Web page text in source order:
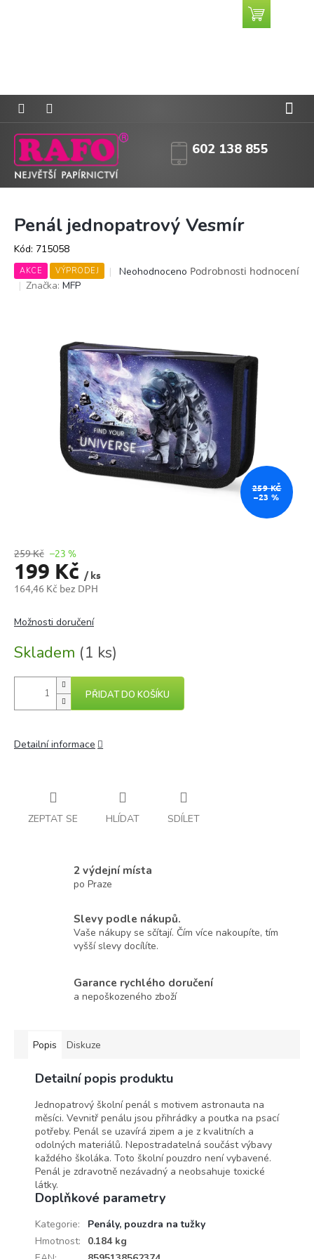
602 138 855
Nákupní
košík
Penál jednopatrový Vesmír
Kód: 715058
AKCE VÝPRODEJ
Průměrné
5
hvězdiček.
Neohodnoceno Podrobnosti hodnocení
Značka: MFP
259 KČ
–23 %
259 Kč –23 %
199 Kč / ks
164,46 Kč bez DPH
cena:
Skladem (1 ks)
Možnosti doručení
PŘIDAT DO KOŠÍKU
Detailní informace
ZEPTAT SE HLÍDAT SDÍLET
2 výdejní místa
po Praze
Slevy podle nákupů.
Vaše nákupy se sčítají. Čím více nakoupíte, tím
vyšší slevy docílíte.
Garance rychlého doručení
a nepoškozeného zboží
Popis Diskuze
Detailní popis produktu
Jednopatrový školní penál s motivem astronauta na
měsíci. Vevnitř penálu jsou přihrádky a poutka na psací
potřeby. Penál se uzavírá zipem a je z kvalitních a
odolných materiálů. Nepostradatelná součást výbavy
každého školáka. Toto školní pouzdro není vybavené.
Penál je zdravotně nezávadný a neobsahuje toxické
látky.
Doplňkové parametry
Kategorie:
Penály, pouzdra na tužky
Hmotnost:
0.184 kg